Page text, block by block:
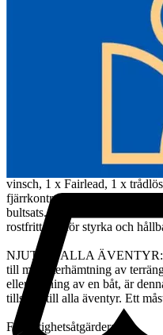
Premium stålkabel:
Lastbilsvinschar är utrustade
bli av med bilen som fastnat i
Bekväm trådlös fjärrkontroll:
utrustad med en trådlös
trådbunden fjärrkontroll, som
funktion. Den är inte
Fler tillbehör tillhandahålls:
vinsch, 1 x Fairlead, 1 x
fjärrkontroll, 1 x krok, 1 x
bultsats. Bogservinschen är
rostfritt stål för styrka och
NJUT AV ALLA ÄVENTYR:
till med återhämtning av
eller lastning av en båt, är
tillskott till alla äventyr. Ett
Försiktighetsåtgärder: